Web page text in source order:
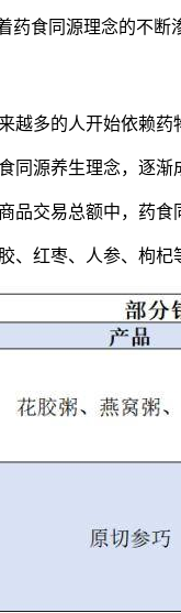
药食同源理念的不
越多的人开始依赖
同源养生理念，逐渐
品交易总额中，药食
、红枣、人参、枸杞